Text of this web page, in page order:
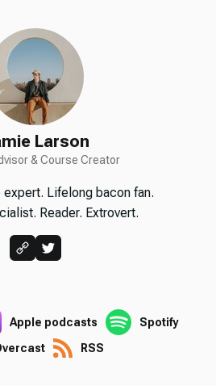
Larson
& Course Creator
Lifelong bacon fan.
Reader. Extrovert.
Apple podcasts
Spotify
RSS